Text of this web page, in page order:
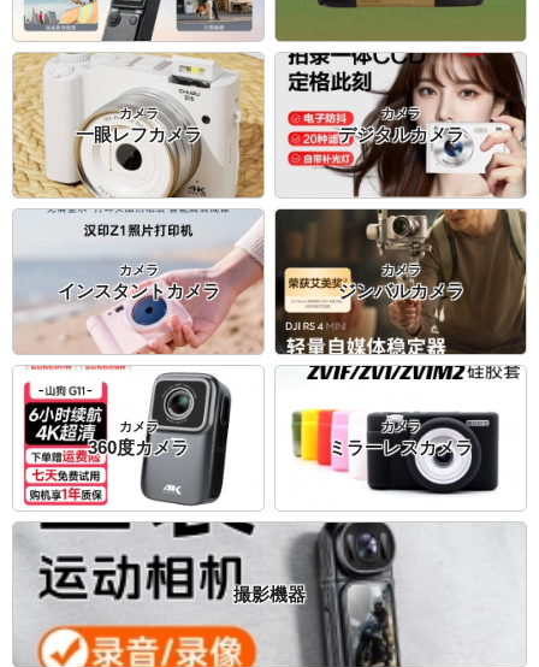
カメラ
一眼レフカメラ
カメラ
デジタルカメラ
カメラ
インスタントカメラ
カメラ
ジンバルカメラ
カメラ
360度カメラ
カメラ
ミラーレスカメラ
撮影機器